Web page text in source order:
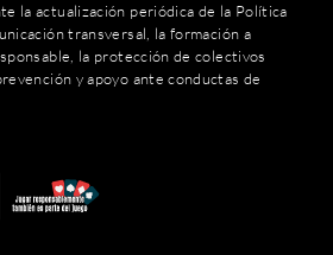
la actualización periódica de la Política
transversal, la formación a
la protección de colectivos
y apoyo ante conductas de